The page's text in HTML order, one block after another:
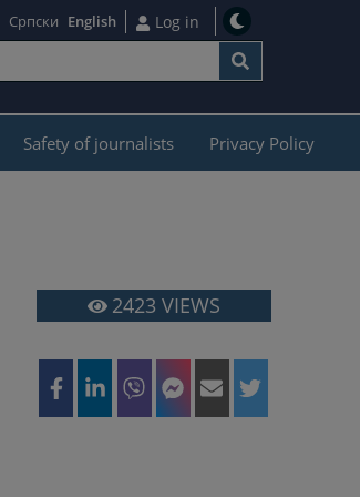
Српски English Log in
Safety of journalists Privacy Policy
2423 VIEWS